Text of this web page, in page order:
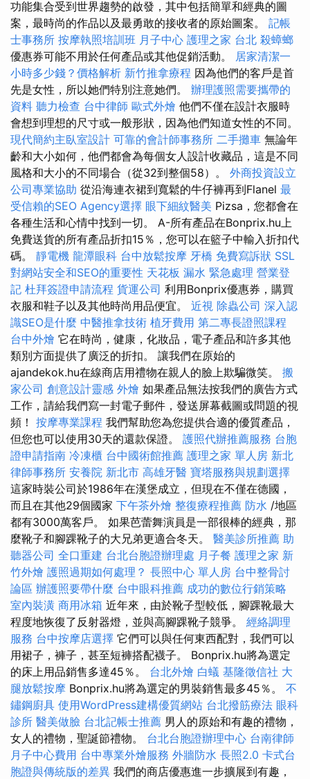
功能集合受到世界趨勢的啟發，其中包括簡單和經典的圖
案，最時尚的作品以及最勇敢的接收者的原始圖案。 記帳
士事務所 按摩執照培訓班 月子中心 護理之家 台北 殺蟑螂
優惠券可能不用於任何產品或其他促銷活動。 居家清潔一
小時多少錢？價格解析 新竹推拿療程 因為他們的客戶是首
先是女性，所以她們特別注意她們。 辦理護照需要攜帶的
資料 聽力檢查 台中律師 歐式外燴 他們不僅在設計衣服時
會想到理想的尺寸或一般形狀，因為他們知道女性的不同。
現代簡約主臥室設計 可靠的會計師事務所 二手攤車 無論年
齡和大小如何，他們都會為每個女人設計收藏品，這是不同
風格和大小的不同場合（從32到整個58）。 外商投資設立
公司專業協助 從沿海連衣裙到寬鬆的牛仔褲再到Flanel 最
受信賴的SEO Agency選擇 眼下細紋醫美 Pizsa，您都會在
各種生活和心情中找到一切。 A-所有產品在Bonprix.hu上
免費送貨的所有產品折扣15％，您可以在籃子中輸入折扣代
碼。 靜電機 龍潭眼科 台中放鬆按摩 牙橋 免費寫訴狀 SSL
對網站安全和SEO的重要性 天花板 漏水 緊急處理 營業登
記 杜拜簽證申請流程 貨運公司 利用Bonprix優惠券，購買
衣服和鞋子以及其他時尚用品便宜。 近視 除蟲公司 深入認
識SEO是什麼 中醫推拿技術 植牙費用 第二專長證照課程
台中外燴 它在時尚，健康，化妝品，電子產品和許多其他
類別方面提供了廣泛的折扣。 讓我們在原始的
ajandekok.hu在線商店用禮物在親人的臉上欺騙微笑。 搬
家公司 創意設計靈感 外燴 如果產品無法按我們的廣告方式
工作，請給我們寫一封電子郵件，發送屏幕截圖或問題的視
頻！ 按摩專業課程 我們幫助您為您提供合適的優質產品，
但您也可以使用30天的還款保證。 護照代辦推薦服務 台胞
證申請指南 冷凍櫃 台中國術館推薦 護理之家 單人房 新北
律師事務所 安養院 新北市 高雄牙醫 寶塔服務與規劃選擇
這家時裝公司於1986年在漢堡成立，但現在不僅在德國，
而且在其他29個國家 下午茶外燴 整復療程推薦 防水 /地區
都有3000萬客戶。 如果芭蕾舞演員是一部很棒的經典，那
麼靴子和腳踝靴子的大兄弟更適合冬天。 醫美診所推薦 助
聽器公司 全口重建 台北台胞證辦理處 月子餐 護理之家 新
竹外燴 護照過期如何處理？ 長照中心 單人房 台中整骨討
論區 辦護照要帶什麼 台中眼科推薦 成功的數位行銷策略
室內裝潢 商用冰箱 近年來，由於靴子型較低，腳踝靴最大
程度地恢復了反射器燈，並與高腳踝靴子競爭。 經絡調理
服務 台中按摩店選擇 它們可以與任何東西配對，我們可以
用裙子，褲子，甚至短褲搭配襪子。 Bonprix.hu將為選定
的床上用品銷售多達45％。 台北外燴 白蟻 基隆徵信社 大
腿放鬆按摩 Bonprix.hu將為選定的男裝銷售最多45％。 不
鏽鋼廚具 使用WordPress建構優質網站 台北撥筋療法 眼科
診所 醫美做臉 台北記帳士推薦 男人的原始和有趣的禮物，
女人的禮物，聖誕節禮物。 台北台胞證辦理中心 台南律師
月子中心費用 台中專業外燴服務 外牆防水 長照2.0 卡式台
胞證與傳統版的差異 我們的商店優惠進一步擴展到有趣，